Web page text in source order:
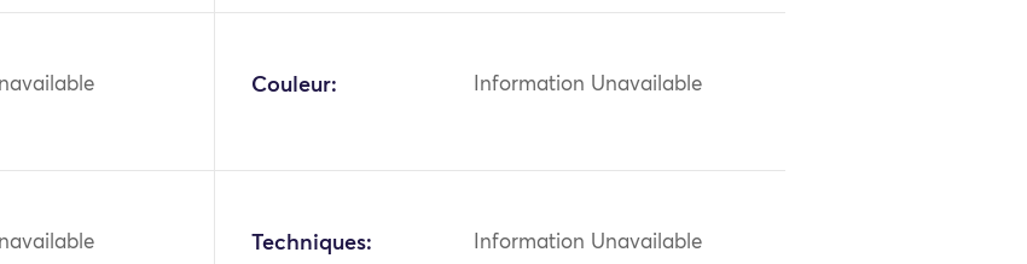
Couleur: Information Unavailable
Techniques: Information Unavailable